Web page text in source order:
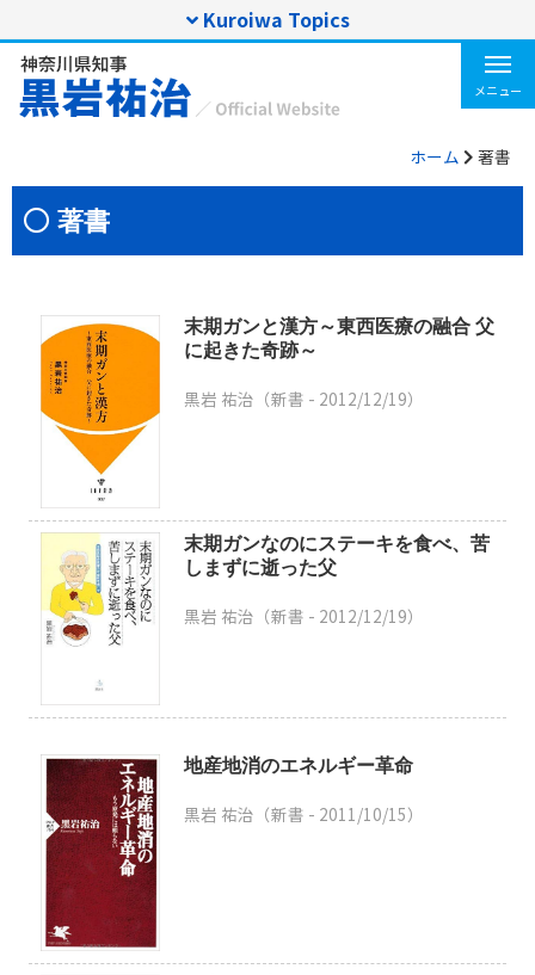
Kuroiwa Topics
T
o
g
l
e
v
メニュー
ホーム 著書
著書
末期ガンと漢方～東西医療の融合 父
に起きた奇跡～
黒岩 祐治（新書 - 2012/12/19）
末期ガンなのにステーキを食べ、苦
しまずに逝った父
黒岩 祐治（新書 - 2012/12/19）
地産地消のエネルギー革命
黒岩 祐治（新書 - 2011/10/15）